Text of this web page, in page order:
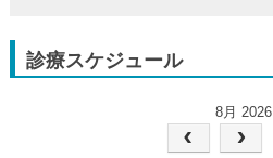
診療スケジュール
8月 2026